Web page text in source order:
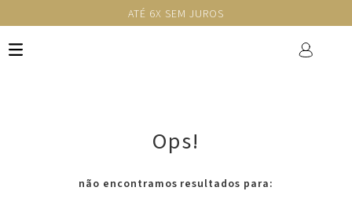
ATÉ 6X SEM JUROS
Ops!
não encontramos resultados para: